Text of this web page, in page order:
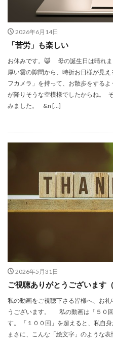
2026年6月14日
「苦労」も楽しい
お休みです。😸 母の誕生日は晴れま
厚い雲の隙間から、時折お日様が見
フカメラ」を持って、お散歩をするよ
が降りそうな空模様でしたからね。
みました。 &n […]
2026年5月31日
ご視聴ありがとうございます（
私の動画をご視聴下さる皆様へ、お
うございます。 私の動画は「５０回
す。 「１００回」を超えると、私自
まさに、こんな「絵文字」のような